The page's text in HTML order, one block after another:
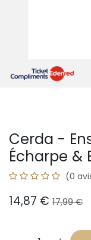
Cerda -
Écharpe &
(0
14,87 € 17,99€